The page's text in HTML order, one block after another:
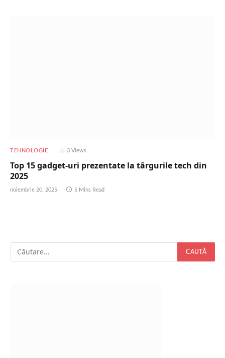
TEHNOLOGIE 3 Views
Top 15 gadget-uri prezentate la târgurile tech din
2025
noiembrie 20, 2025 5 Mins Read